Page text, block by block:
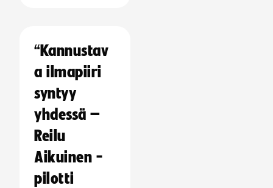
“Kannustav
a ilmapiiri
syntyy
yhdessä –
Reilu
Aikuinen -
pilotti